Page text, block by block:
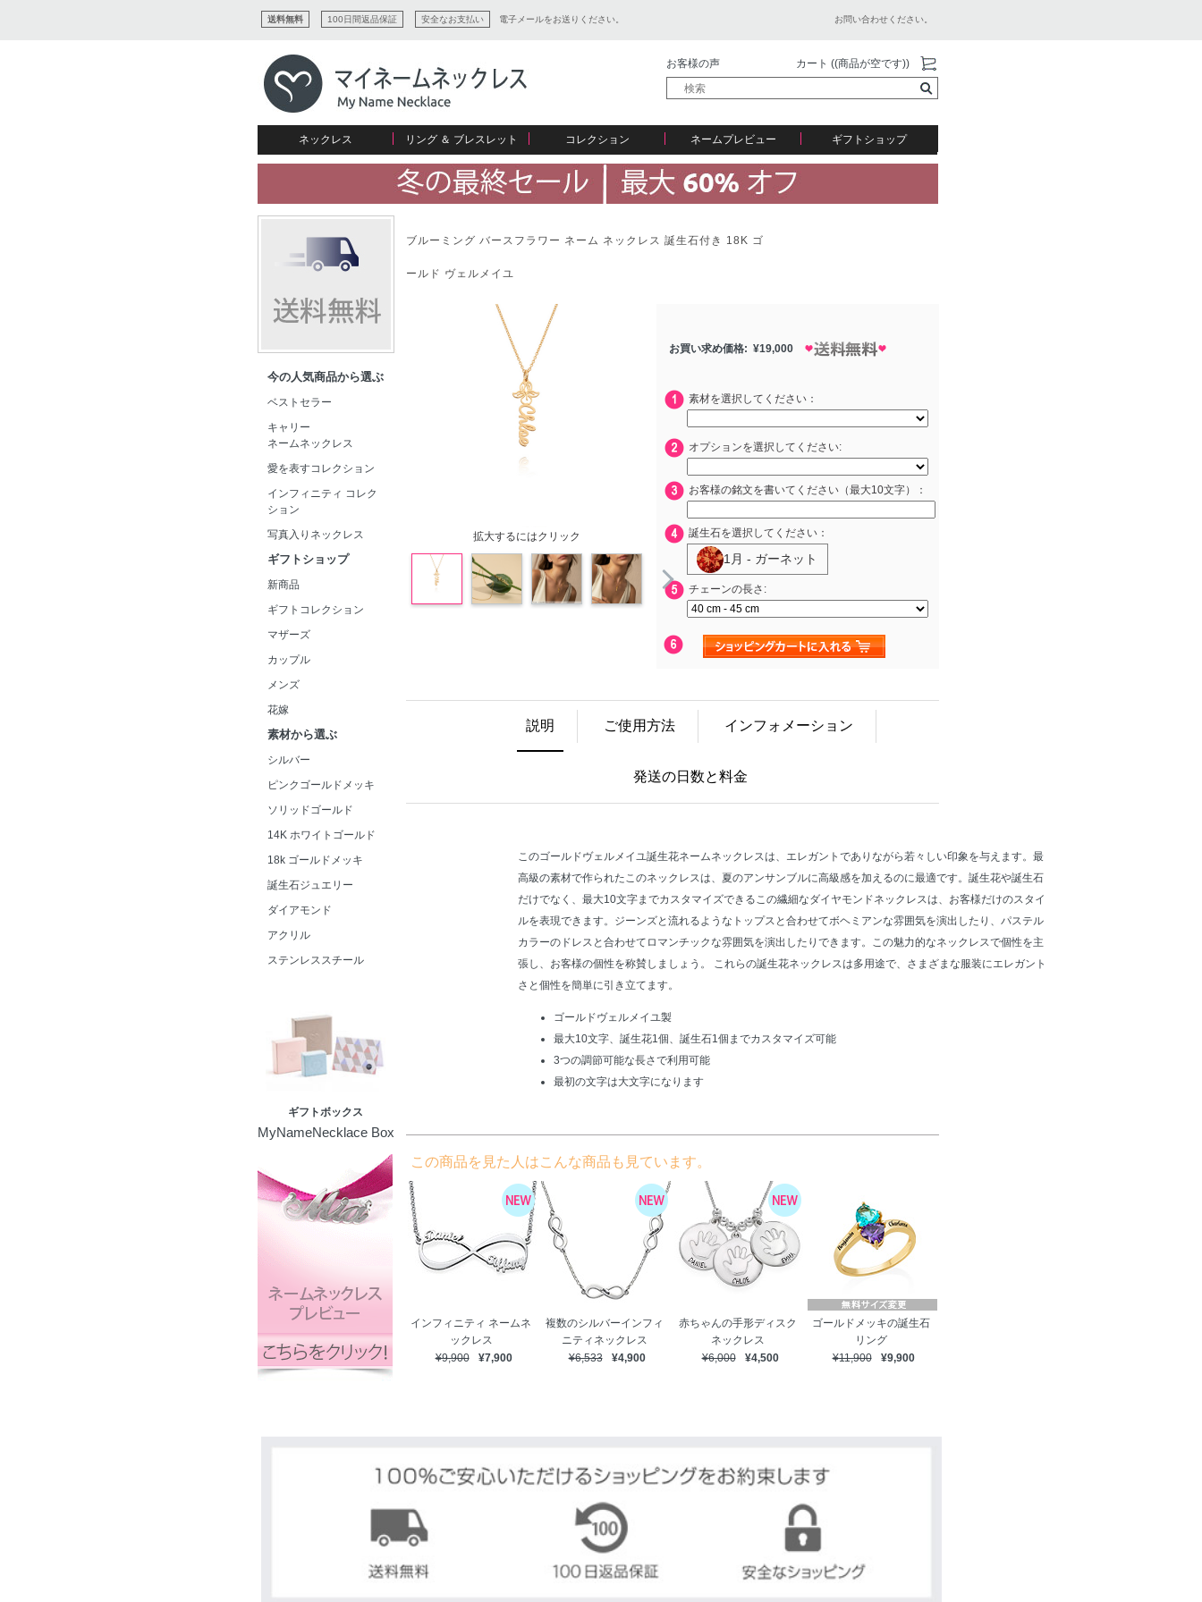
送料無料 100日間返品保証 安全なお支払い 電子メールをお送りください。 お問い合わせください。
お客様の声 カート ((商品が空です))
ネックレス
すべてコレクションを見る
ネームネックレス
プチネームネックレス
リング ＆ ブレスレット
リング
愛のブレスレット
コレクション
愛を表すコレクション
イニシャルジュエリー
誕生石コレクション
バーネックレスコレクション
ディスクとサークルのコレクション
ネームプレビュー
ネームプレビュー
ギフトショップ
マザーズ
メンズ
ギフトコレクション
今の人気商品から選ぶ
ベストセラー
キャリー
ネームネックレス
愛を表すコレクション
インフィニティ コレク
ション
写真入りネックレス
ギフトショップ
新商品
ギフトコレクション
マザーズ
カップル
メンズ
花嫁
素材から選ぶ
シルバー
ピンクゴールドメッキ
ソリッドゴールド
14K ホワイトゴールド
18k ゴールドメッキ
誕生石ジュエリー
ダイアモンド
アクリル
ステンレススチール
ギフトボックス
MyNameNecklace Box
ブルーミング バースフラワー ネーム ネックレス 誕生石付き 18K ゴ
ールド ヴェルメイユ
拡大するにはクリック
お買い求め価格: ¥19,000
素材を選択してください：
オプションを選択してください:
お客様の銘文を書いてください（最大10文字）：
誕生石を選択してください：
1月 - ガーネット
チェーンの長さ:
説明 ご使用方法 インフォメーション
発送の日数と料金
このゴールドヴェルメイユ誕生花ネームネックレスは、エレガントでありながら若々しい印象を与えます。最
高級の素材で作られたこのネックレスは、夏のアンサンブルに高級感を加えるのに最適です。誕生花や誕生石
だけでなく、最大10文字までカスタマイズできるこの繊細なダイヤモンドネックレスは、お客様だけのスタイ
ルを表現できます。ジーンズと流れるようなトップスと合わせてボヘミアンな雰囲気を演出したり、パステル
カラーのドレスと合わせてロマンチックな雰囲気を演出したりできます。この魅力的なネックレスで個性を主
張し、お客様の個性を称賛しましょう。 これらの誕生花ネックレスは多用途で、さまざまな服装にエレガント
さと個性を簡単に引き立てます。
ゴールドヴェルメイユ製
最大10文字、誕生花1個、誕生石1個までカスタマイズ可能
3つの調節可能な長さで利用可能
最初の文字は大文字になります
この商品を見た人はこんな商品も見ています。
インフィニティ ネームネ
ックレス
¥9,900
¥7,900
複数のシルバーインフィ
ニティネックレス
¥6,533
¥4,900
赤ちゃんの手形ディスク
ネックレス
¥6,000
¥4,500
ゴールドメッキの誕生石
リング
¥11,900
¥9,900